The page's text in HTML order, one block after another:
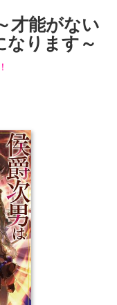
才能がない
なります～